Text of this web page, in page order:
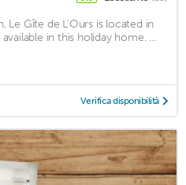
Le Gîte de L'Ours is located in
in this holiday home. ...
Verifica disponibilità